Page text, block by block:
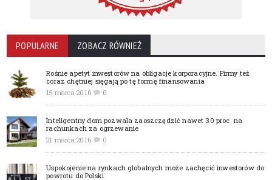
POPULARNE ZOBACZ RÓWNIEŻ
Rośnie apetyt inwestorów na obligacje korporacyjne. Firmy też
coraz chętniej sięgają po tę formę finansowania
15 marca 2016
0
Inteligentny dom pozwala zaoszczędzić nawet 30 proc. na
rachunkach za ogrzewanie
21 marca 2016
0
Uspokojenie na rynkach globalnych może zachęcić inwestorów do
powrotu do Polski